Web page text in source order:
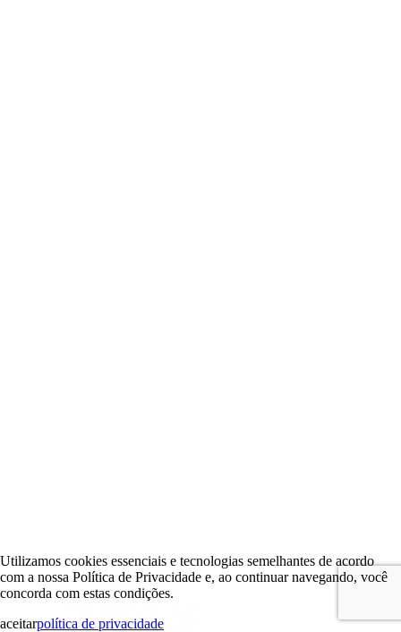
Utilizamos cookies essenciais e tecnologias semelhantes de acordo
com a nossa Política de Privacidade e, ao continuar navegando, você
concorda com estas condições.
aceitarpolítica de privacidade